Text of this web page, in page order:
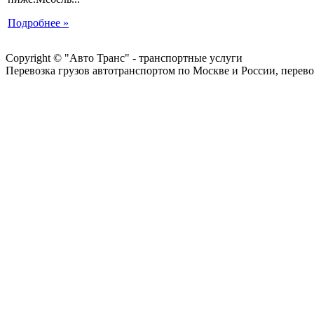
Подробнее »
Copyright © "Авто Транс" - транспортные услуги
Перевозка грузов автотранспортом по Москве и России,